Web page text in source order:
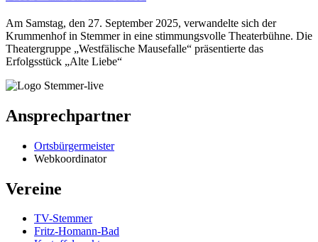
Am Samstag, den 27. September 2025, verwandelte sich der
Krummenhof in Stemmer in eine stimmungsvolle Theaterbühne. Die
Theatergruppe „Westfälische Mausefalle“ präsentierte das
Erfolgsstück „Alte Liebe“
Ansprechpartner
Ortsbürgermeister
Webkoordinator
Vereine
TV-Stemmer
Fritz-Homann-Bad